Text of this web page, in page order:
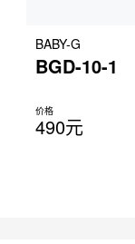
BABY-G
BGD-10-1
价格
490元